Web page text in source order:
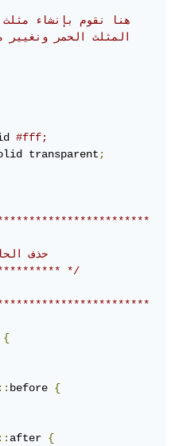
#fff;
transparent;
*/
{
::before {
::after {